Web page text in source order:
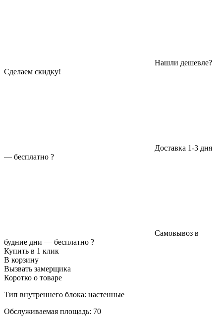
Нашли дешевле?
Сделаем скидку!
Доставка 1-3 дня
— бесплатно ?
Самовывоз в
будние дни — бесплатно ?
Купить в 1 клик
В корзину
Вызвать замерщика
Коротко о товаре
Тип внутреннего блока: настенные
Обслуживаемая площадь: 70